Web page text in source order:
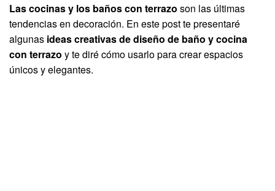
Las cocinas y los baños con terrazo son las últimas
tendencias en decoración. En este post te presentaré
algunas ideas creativas de diseño de baño y cocina
con terrazo y te diré cómo usarlo para crear espacios
únicos y elegantes.